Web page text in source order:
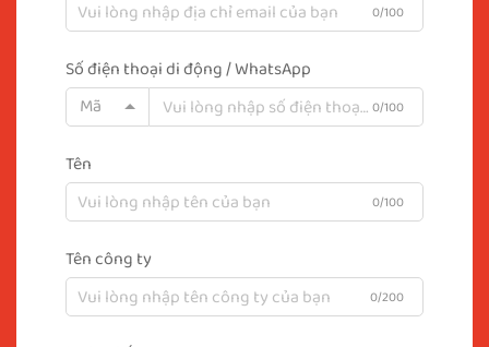
0/100
Số điện thoại di động / WhatsApp
Mã
0/100
Tên
0/100
Tên công ty
0/200